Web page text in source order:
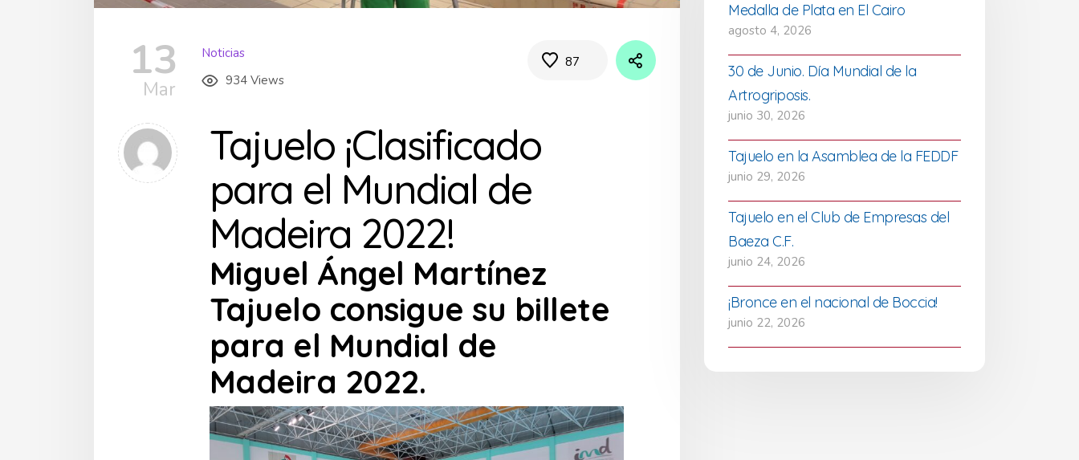
13
Mar
Noticias
934 Views
87
Tajuelo ¡Clasificado
para el Mundial de
Madeira 2022!
Miguel Ángel Martínez
Tajuelo consigue su billete
para el Mundial de
Madeira 2022.
Medalla de Plata en El Cairo
agosto 4, 2026
30 de Junio. Día Mundial de la
Artrogriposis.
junio 30, 2026
Tajuelo en la Asamblea de la FEDDF
junio 29, 2026
Tajuelo en el Club de Empresas del
Baeza C.F.
junio 24, 2026
¡Bronce en el nacional de Boccia!
junio 22, 2026